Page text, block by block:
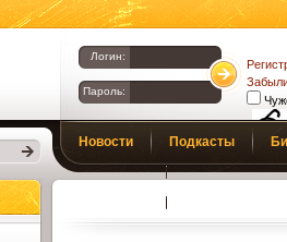
Логин:
Пароль:
Новости Подкасты